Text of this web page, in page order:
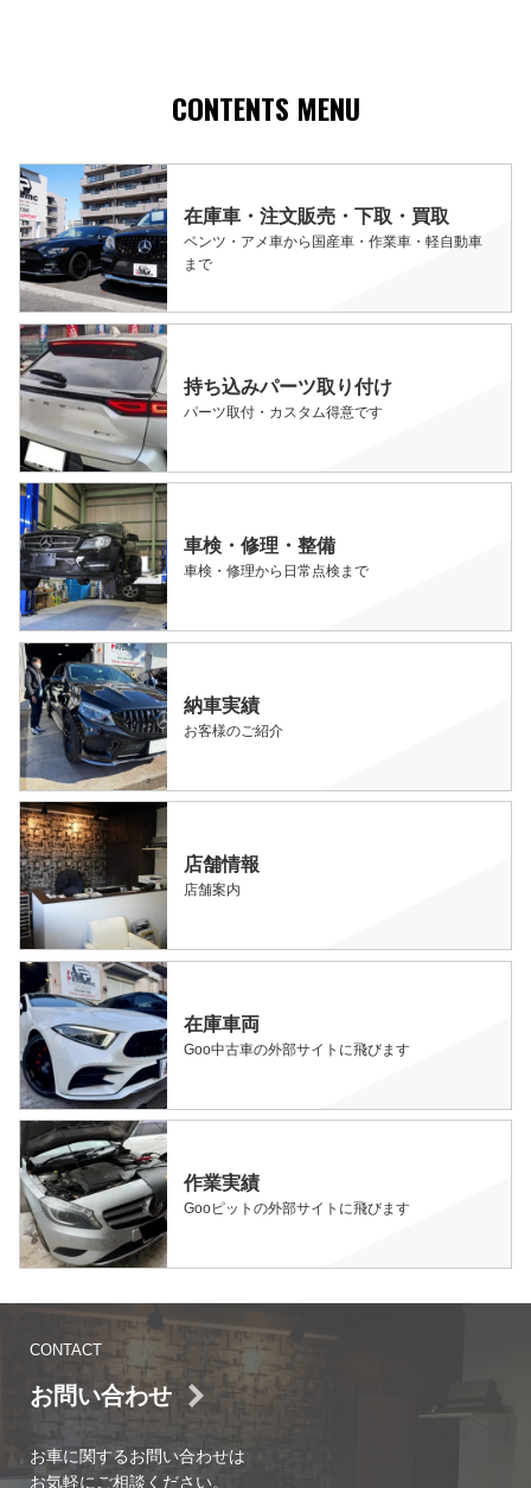
CONTENTS MENU
在庫車・注文販売・下取・買取
ベンツ・アメ車から国産車・作業車・軽自動車
まで
持ち込みパーツ取り付け
パーツ取付・カスタム得意です
車検・修理・整備
車検・修理から日常点検まで
納車実績
お客様のご紹介
店舗情報
店舗案内
在庫車両
Goo中古車の外部サイトに飛びます
作業実績
Gooピットの外部サイトに飛びます
CONTACT
お問い合わせ
お車に関するお問い合わせは
お気軽にご相談ください。